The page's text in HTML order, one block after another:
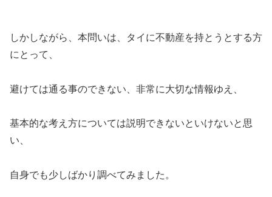
しかしながら、本問いは、タイに不動産を持とうとする方
にとって、
避けては通る事のできない、非常に大切な情報ゆえ、
基本的な考え方については説明できないといけないと思
い、
自身でも少しばかり調べてみました。